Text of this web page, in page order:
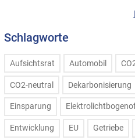
Schlagworte
Aufsichtsrat Automobil
CO2-neutral Dekarbonisierung
Einsparung
Entwicklung EU Getriebe